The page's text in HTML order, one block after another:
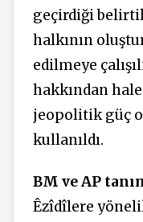
geçirdiği
halkının
edilmeye
hakkından
jeopolitik güç
kullanıldı.
BM ve AP
Êzîdîlere